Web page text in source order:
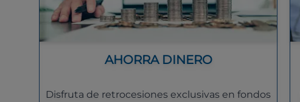
AHORRA DINERO
Disfruta de retrocesiones exclusivas en fondos